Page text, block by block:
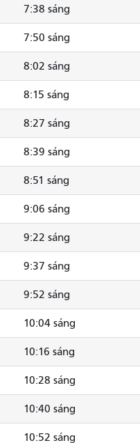
7:38 sáng
7:50 sáng
8:02 sáng
8:15 sáng
8:27 sáng
8:39 sáng
8:51 sáng
9:06 sáng
9:22 sáng
9:37 sáng
9:52 sáng
10:04 sáng
10:16 sáng
10:28 sáng
10:40 sáng
10:52 sáng